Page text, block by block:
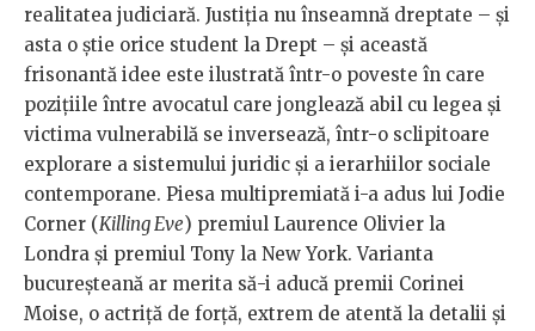
realitatea judiciară. Justiția nu înseamnă dreptate – și
asta o știe orice student la Drept – și această
frisonantă idee este ilustrată într-o poveste în care
pozițiile între avocatul care jonglează abil cu legea și
victima vulnerabilă se inversează, într-o sclipitoare
explorare a sistemului juridic și a ierarhiilor sociale
contemporane. Piesa multipremiată i-a adus lui Jodie
Corner (Killing Eve) premiul Laurence Olivier la
Londra și premiul Tony la New York. Varianta
bucureșteană ar merita să-i aducă premii Corinei
Moise, o actriță de forță, extrem de atentă la detalii și